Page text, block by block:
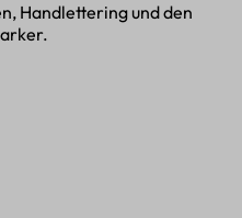
Handlettering und den